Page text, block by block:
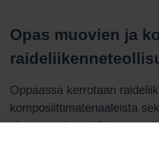
Opas muovien ja
Oppaassa kerrotaan
komposiittimateriaaleista
olemme tehneet listan